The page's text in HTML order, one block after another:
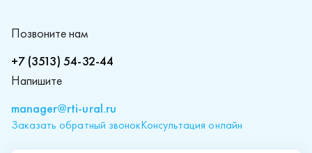
Позвоните нам
+7 (3513) 54-32-44
Напишите
manager@rti-ural.ru
Заказать обратный звонокКонсультация онлайн